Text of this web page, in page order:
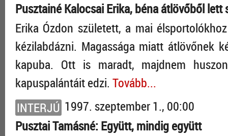
Pusztainé Kalocsai Erika, béna átlövőből lett
Erika Ózdon született, a mai
kézilabdázni. Magassága miatt átlövőnek
kapuba. Ott is maradt, majdnem
kapuspalántáit edzi. Tovább...
INTERJÚ 1997. szeptember 1., 00:00
Pusztai Tamásné: Együtt, mindig együtt